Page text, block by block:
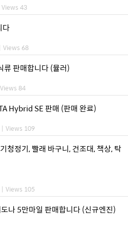
Views 43
다
Views 68
류 판매합니다 (뮬러)
Views 84
Hybrid SE 판매 (판매 완료)
| Views 109
청정기, 빨래 바구니, 건조대, 책상, 탁
| Views 105
나 5만마일 판매합니다 (신규엔진)